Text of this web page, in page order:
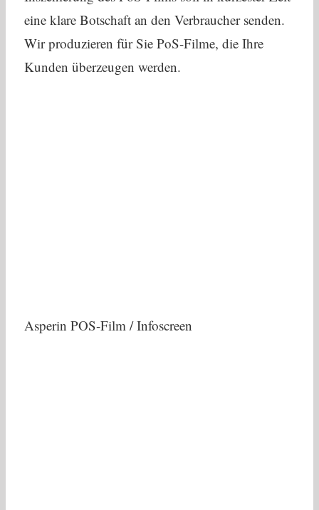
eine klare Botschaft an den Verbraucher senden.
Wir produzieren für Sie PoS-Filme, die Ihre
Kunden überzeugen werden.
Asperin POS-Film / Infoscreen